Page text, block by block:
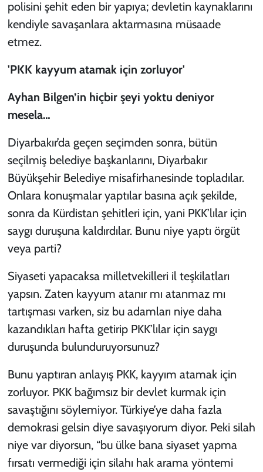
polisini şehit eden bir yapıya; devletin kaynaklarını
kendiyle savaşanlara aktarmasına müsaade
etmez.
'PKK kayyum atamak için zorluyor'
Ayhan Bilgen’in hiçbir şeyi yoktu deniyor
mesela…
Diyarbakır’da geçen seçimden sonra, bütün
seçilmiş belediye başkanlarını, Diyarbakır
Büyükşehir Belediye misafirhanesinde topladılar.
Onlara konuşmalar yaptılar basına açık şekilde,
sonra da Kürdistan şehitleri için, yani PKK’lılar için
saygı duruşuna kaldırdılar. Bunu niye yaptı örgüt
veya parti?
Siyaseti yapacaksa milletvekilleri il teşkilatları
yapsın. Zaten kayyum atanır mı atanmaz mı
tartışması varken, siz bu adamları niye daha
kazandıkları hafta getirip PKK’lılar için saygı
duruşunda bulunduruyorsunuz?
Bunu yaptıran anlayış PKK, kayyım atamak için
zorluyor. PKK bağımsız bir devlet kurmak için
savaştığını söylemiyor. Türkiye’ye daha fazla
demokrasi gelsin diye savaşıyorum diyor. Peki silah
niye var diyorsun, “bu ülke bana siyaset yapma
fırsatı vermediği için silahı hak arama yöntemi